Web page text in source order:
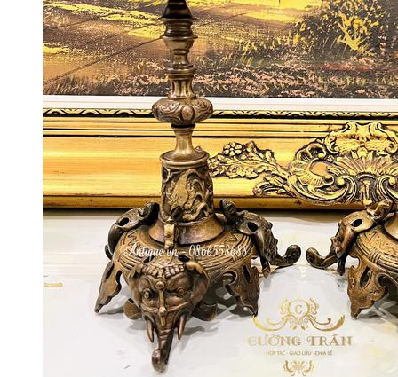
Đèn Pha Lê
Đèn
Đèn Tiffani
Đèn 3 Dây
Đèn Bàn
Đèn Cây
Đèn Chùm
Đèn Dầu
Đèn Tường
Đèn Tượng
Chân Đèn
Lam Đèn Dầu
Đồ Đồng
Ấm Chén – Âu Đồng
Bàn Kệ Đồng
Bình Lọ Đồng
Chân Nến
Hộp Trang Sức
Phù Điêu
Thánh Giá
Tượng Đồng